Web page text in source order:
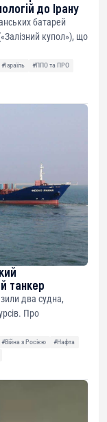
до Ірану
батарей
купол»), що
#Ізраїль
#ППО та ПРО
танкер
два судна,
Про
#Війна з Росією
#Нафта